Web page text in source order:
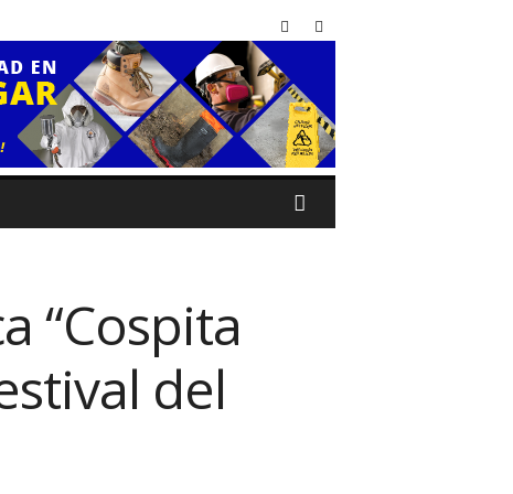
“Cospita
del